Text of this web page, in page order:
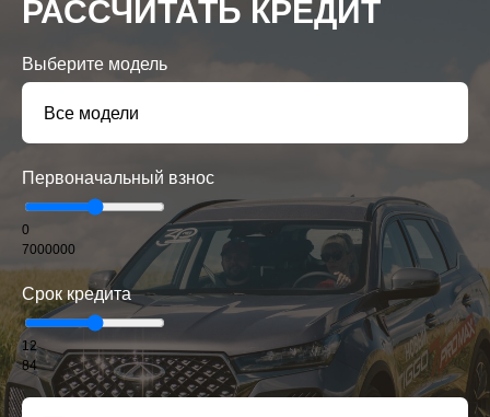
РАССЧИТАТЬ КРЕДИТ
Выберите модель
Первоначальный взнос
0
7000000
Срок кредита
12
84